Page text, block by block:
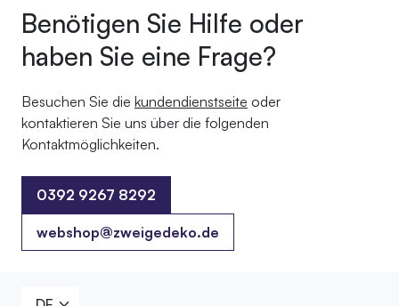
Benötigen Sie Hilfe oder
haben Sie eine Frage?
Besuchen Sie die kundendienstseite oder
kontaktieren Sie uns über die folgenden
Kontaktmöglichkeiten.
0392 9267 8292
0392 9267 8292
webshop@zweigedeko.de